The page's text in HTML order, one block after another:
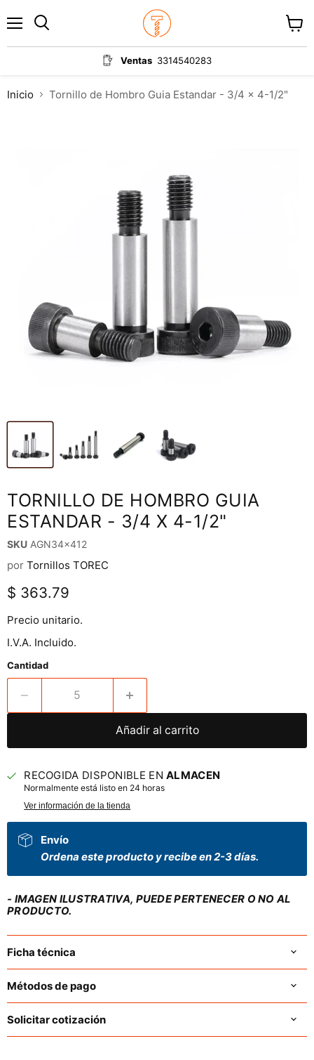
Ventas 3314540283
carrito
Inicio Tornillo de Hombro Guia Estandar - 3/4 x 4-1/2"
TORNILLO DE HOMBRO GUIA
ESTANDAR - 3/4 X 4-1/2"
SKU AGN34x412
por Tornillos TOREC
Precio actual
$ 363.79
Precio unitario.
I.V.A. Incluido.
Cantidad
Añadir al carrito
RECOGIDA DISPONIBLE ENALMACEN
Normalmente está listo en 24 horas
Ver información de la tienda
Envío
Ordena este producto y recibe en 2-3 días.
- IMAGEN ILUSTRATIVA, PUEDE PERTENECER O NO AL
PRODUCTO.
Ficha técnica
Métodos de pago
Solicitar cotización